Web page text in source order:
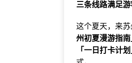
三条线路满足
这个夏天，来
州初夏漫游指南
「一日打卡计